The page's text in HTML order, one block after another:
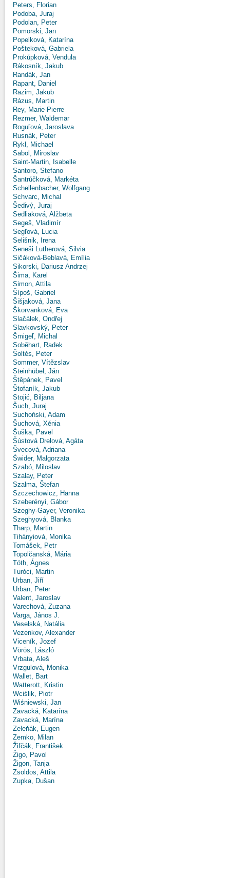
Peters, Florian
Podoba, Juraj
Podolan, Peter
Pomorski, Jan
Popelková, Katarína
Pošteková, Gabriela
Prokůpková, Vendula
Rákosník, Jakub
Randák, Jan
Rapant, Daniel
Razim, Jakub
Rázus, Martin
Rey, Marie-Pierre
Rezmer, Waldemar
Roguľová, Jaroslava
Rusnák, Peter
Rykl, Michael
Sabol, Miroslav
Saint-Martin, Isabelle
Santoro, Stefano
Šantrůčková, Markéta
Schellenbacher, Wolfgang
Schvarc, Michal
Šedivý, Juraj
Sedliaková, Alžbeta
Segeš, Vladimír
Segľová, Lucia
Selišnik, Irena
Seneši Lutherová, Silvia
Sičáková-Beblavá, Emília
Sikorski, Dariusz Andrzej
Šima, Karel
Simon, Attila
Šípoš, Gabriel
Šišjaková, Jana
Škorvanková, Eva
Slačálek, Ondřej
Slavkovský, Peter
Šmigeľ, Michal
Soběhart, Radek
Šoltés, Peter
Sommer, Vítězslav
Steinhübel, Ján
Štěpánek, Pavel
Štofaník, Jakub
Stojić, Biljana
Šuch, Juraj
Suchoński, Adam
Šuchová, Xénia
Šuška, Pavel
Šústová Drelová, Agáta
Švecová, Adriana
Świder, Małgorzata
Szabó, Miloslav
Szalay, Peter
Szalma, Štefan
Szczechowicz, Hanna
Szeberényi, Gábor
Szeghy-Gayer, Veronika
Szeghyová, Blanka
Tharp, Martin
Tihányiová, Monika
Tomášek, Petr
Topolčanská, Mária
Tóth, Ágnes
Turóci, Martin
Urban, Jiří
Urban, Peter
Valent, Jaroslav
Varechová, Zuzana
Varga, János J.
Veselská, Natália
Vezenkov, Alexander
Viceník, Jozef
Vörös, László
Vrbata, Aleš
Vrzgulová, Monika
Wallet, Bart
Watterott, Kristin
Wciślik, Piotr
Wiśniewski, Jan
Zavacká, Katarína
Zavacká, Marína
Zeleňák, Eugen
Zemko, Milan
Žifčák, František
Žigo, Pavol
Žigon, Tanja
Zsoldos, Attila
Zupka, Dušan